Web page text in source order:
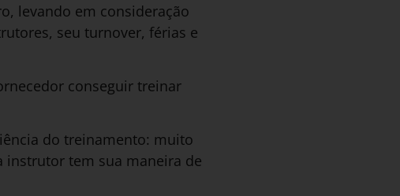
levando em consideração
seu turnover, férias e
conseguir treinar
do treinamento: muito
instrutor tem sua maneira de